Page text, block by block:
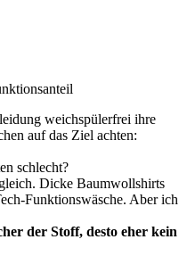
weichspülerfrei ihre
auf das Ziel achten:
schlecht?
Dicke Baumwollshirts
Funktionswäsche. Aber ich
der Stoff, desto eher kein